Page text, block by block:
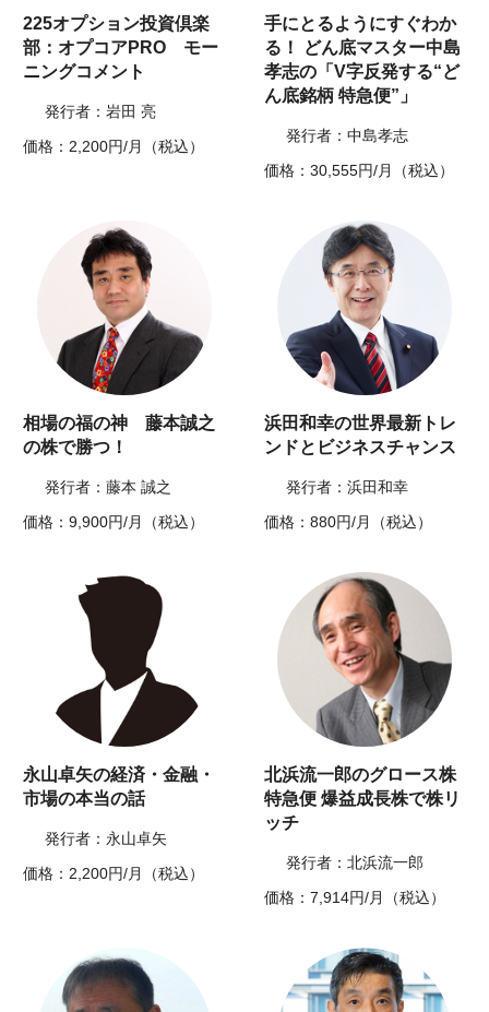
225オプション投資倶楽
部：オプコアPRO モー
ニングコメント
発行者：岩田 亮
価格：2,200円/月（税込）
手にとるようにすぐわか
る！ どん底マスター中島
孝志の「V字反発する“ど
ん底銘柄 特急便”」
発行者：中島孝志
価格：30,555円/月（税込）
相場の福の神 藤本誠之
の株で勝つ！
発行者：藤本 誠之
価格：9,900円/月（税込）
浜田和幸の世界最新トレ
ンドとビジネスチャンス
発行者：浜田和幸
価格：880円/月（税込）
永山卓矢の経済・金融・
市場の本当の話
発行者：永山卓矢
価格：2,200円/月（税込）
北浜流一郎のグロース株
特急便 爆益成長株で株リ
ッチ
発行者：北浜流一郎
価格：7,914円/月（税込）